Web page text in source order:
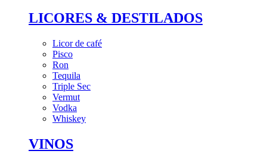
LICORES & DESTILADOS
Licor de café
Pisco
Ron
Tequila
Triple Sec
Vermut
Vodka
Whiskey
VINOS